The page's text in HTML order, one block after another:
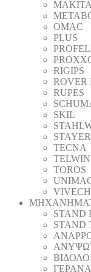
OMAC
PLUS
RIGIPS
ROVER
RUPES
SKIL
STAYER
TECNA
TELWIN
TOROS